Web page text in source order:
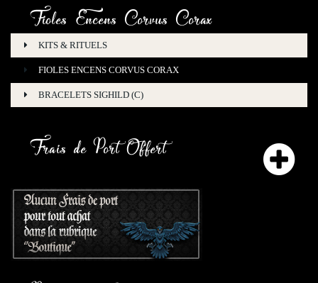
Fioles Encens Corvus Corax
KITS & RITUELS
FIOLES ENCENS CORVUS CORAX
BRACELETS SIGHILD (C)
Frais de Port Offert